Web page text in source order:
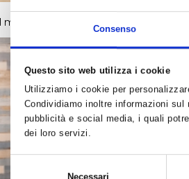
Consenso
Questo sito web utilizza i cookie
Utilizziamo i cookie per
Condividiamo inoltre informazioni
pubblicità e social media, i quali
dei loro servizi.
Necessari
mare, della sabbia, colori e